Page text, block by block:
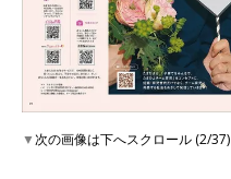
▼次の画像は下へスクロール (2/37)